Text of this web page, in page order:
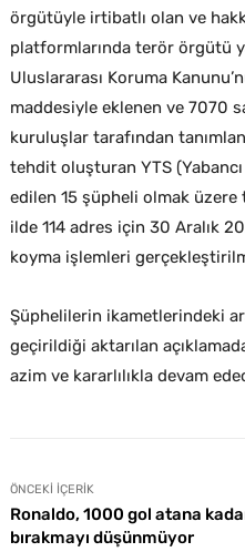
örgütüyle irtibatlı olan ve
platformlarında terör örgütü
Uluslararası Koruma
maddesiyle eklenen ve 7070
kuruluşlar tarafından
tehdit oluşturan YTS
edilen 15 şüpheli olmak üzere
ilde 114 adres için 30 Aralık
koyma işlemleri
Şüphelilerin ikametlerindeki
geçirildiği aktarılan
azim ve kararlılıkla devam
ÖNCEKI İÇERIK
Ronaldo, 1000 gol atana
bırakmayı düşünmüyor